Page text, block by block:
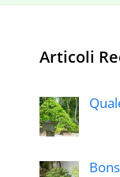
Articoli